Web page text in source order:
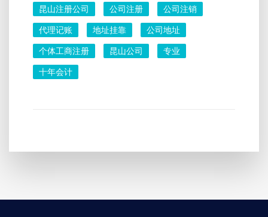
昆山注册公司 公司注册 公司注销
代理记账 地址挂靠 公司地址
个体工商注册 昆山公司 专业
十年会计